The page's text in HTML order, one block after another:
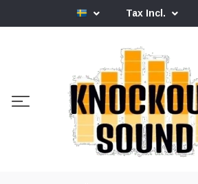
Tax Incl.